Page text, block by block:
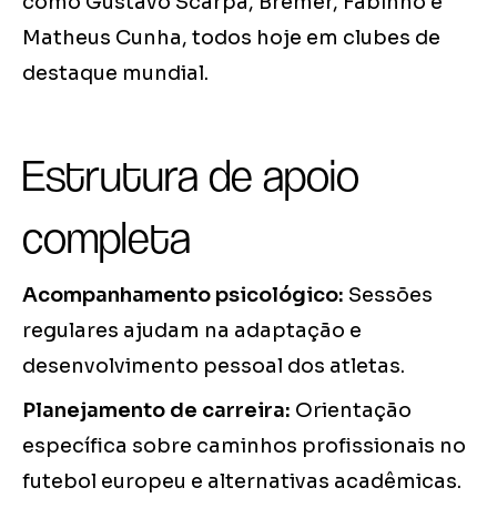
Matheus Cunha, todos hoje em clubes de
destaque mundial.
Estrutura de apoio
completa
Acompanhamento psicológico: Sessões
regulares ajudam na adaptação e
desenvolvimento pessoal dos atletas.
Planejamento de carreira: Orientação
específica sobre caminhos profissionais no
futebol europeu e alternativas acadêmicas.